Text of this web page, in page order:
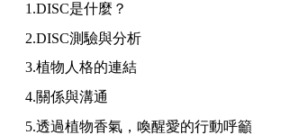
1.DISC是什麼？
2.DISC測驗與分析
3.植物人格的連結
4.關係與溝通
5.透過植物香氣，喚醒愛的行動呼籲